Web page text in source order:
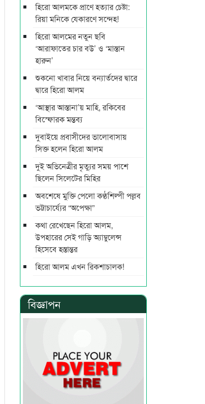
হিরো আলমকে প্রাণে হত্যার চেষ্টা:
রিয়া মনিকে যেকারণে সন্দেহ!
হিরো আলমের নতুন ছবি
‌‘আরাফাতের চার বউ’ ও ‘মাস্তান
হারুন’
শুকনো খাবার নিয়ে বন্যার্তদের দ্বারে
দ্বারে হিরো আলম
‘আস্থার আস্তানা’য় মাহি, রকিবের
বিস্ফোরক মন্তব্য
দুবাইয়ে প্রবাসীদের ভালোবাসায়
সিক্ত হলেন হিরো আলম
দুই অভিনেত্রীর মৃত্যুর সময় পাশে
ছিলেন সিলেটের মিহির
অবশেষে মুক্তি পেলো কণ্ঠশিল্পী পল্লব
ভট্টাচার্য্যের “অপেক্ষা”
কথা রেখেছেন হিরো আলম,
উপহারের সেই গাড়ি অ্যাম্বুলেন্স
হিসেবে হস্তান্তর
হিরো আলম এখন রিকশাচালক!
বিজ্ঞাপন